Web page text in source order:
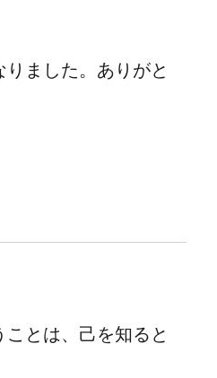
ました。ありがと
とは、己を知ると